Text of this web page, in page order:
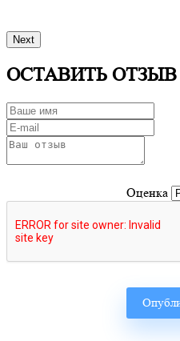
Next
ОСТАВИТЬ ОТЗЫВ
Оценка